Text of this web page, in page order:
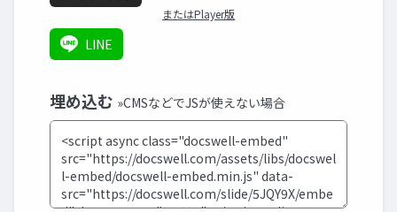
またはPlayer版
LINE
埋め込む »CMSなどでJSが使えない場合